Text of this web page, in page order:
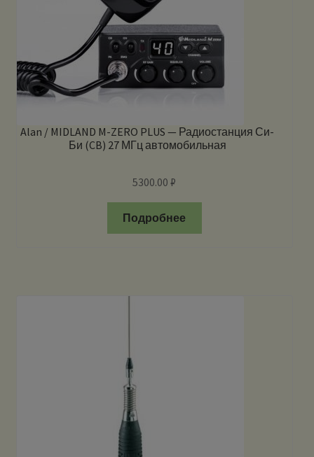
Alan / MIDLAND M-ZERO PLUS — Радиостанция Си-
Би (CB) 27 МГц автомобильная
5300.00₽
Подробнее